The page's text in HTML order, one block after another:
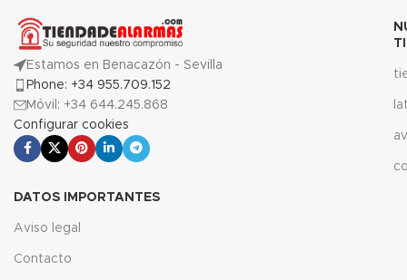
Estamos en Benacazón - Sevilla
Phone: +34 955.709.152
Móvil: +34 644.245.868
Configurar cookies
DATOS IMPORTANTES
Aviso legal
Contacto